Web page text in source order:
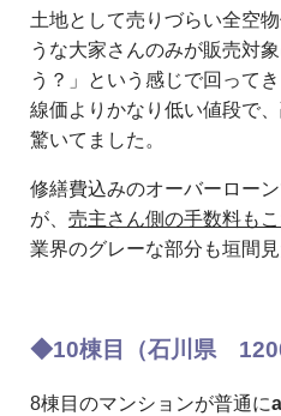
土地として売りづらい全空
うな大家さんのみが販売対
う？」という感じで回って
線価よりかなり低い値段で
驚いてました。
修繕費込みのオーバーロー
が、 売主さん側の手数料も
業界のグレーな部分も垣間見
◆10棟目（石川県
8棟目のマンションが普通に